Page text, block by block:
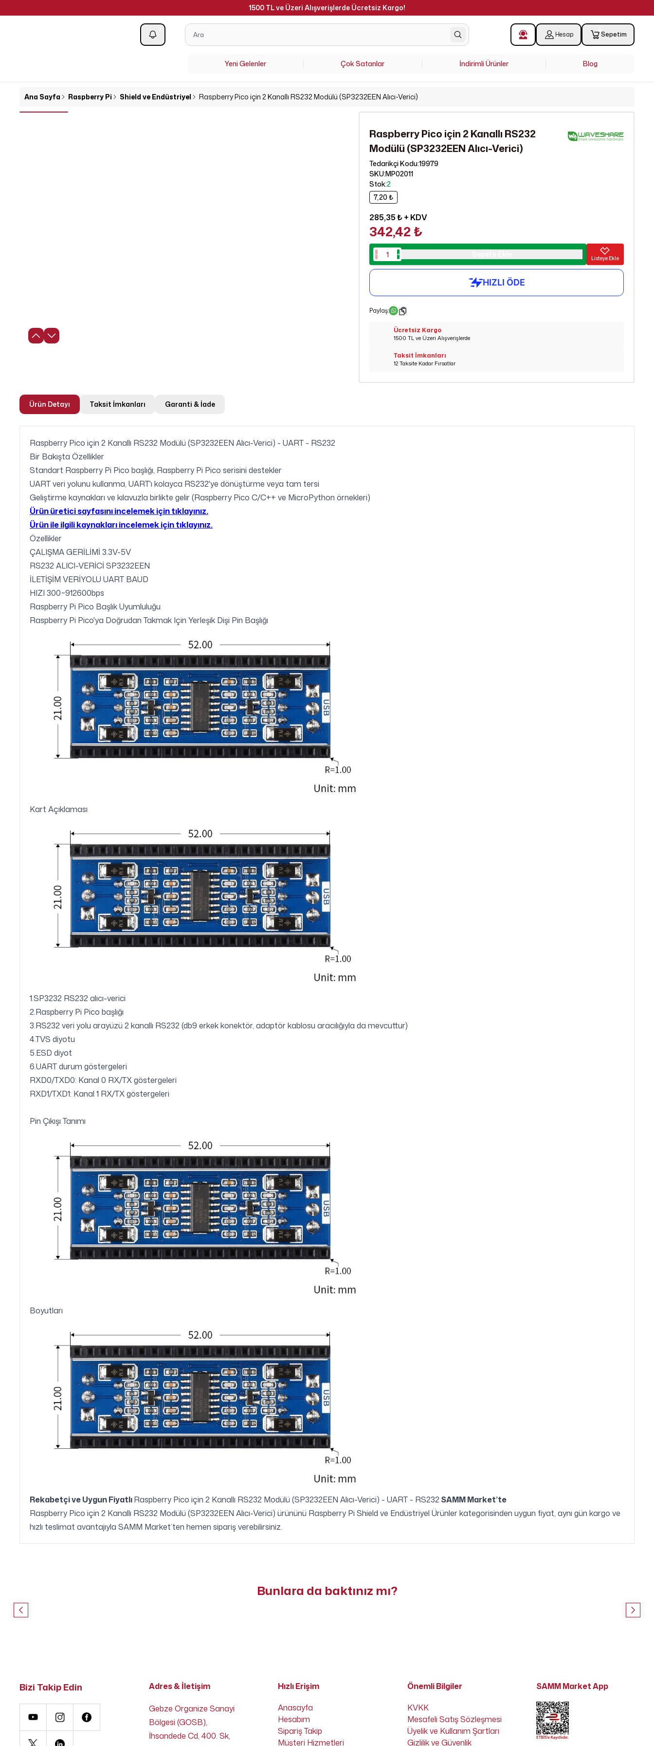
Hafta İçi Saat 15.00'a Kadar Verilen Siparişler Aynı Gün Kargoda !
Hesap 0 Sepetim
Yeni Gelenler Çok Satanlar İndirimli Ürünler Blog
Ana Sayfa Raspberry Pi Shield ve Endüstriyel Raspberry Pico için 2 Kanallı RS232 Modülü (SP3232EEN Alıcı-Verici)
Raspberry Pico için 2 Kanallı RS232
Modülü (SP3232EEN Alıcı-Verici)
Tedarikçi Kodu:19979
SKU:MP02011
Stok:2
7,20 ₺
285,35 ₺+ KDV
342,42 ₺
Listeye Ekle
Paylaş:
Ücretsiz Kargo
1500 TL ve Üzeri Alışverişlerde
Taksit İmkanları
12 Taksite Kadar Fırsatlar
Ürün Detayı Taksit İmkanları Garanti & İade
Raspberry Pico için 2 Kanallı RS232 Modülü (SP3232EEN Alıcı-Verici) - UART - RS232
Bir Bakışta Özellikler
Standart Raspberry Pi Pico başlığı, Raspberry Pi Pico serisini destekler
UART veri yolunu kullanma, UART'ı kolayca RS232'ye dönüştürme veya tam tersi
Geliştirme kaynakları ve kılavuzla birlikte gelir (Raspberry Pico C/C++ ve MicroPython örnekleri)
Ürün üretici sayfasını incelemek için tıklayınız.
Ürün ile ilgili kaynakları incelemek için tıklayınız.
Özellikler
ÇALIŞMA GERİLİMİ 3.3V-5V
RS232 ALICI-VERİCİ SP3232EEN
İLETİŞİM VERİYOLU UART BAUD
HIZI 300~912600bps
Raspberry Pi Pico Başlık Uyumluluğu
Raspberry Pi Pico'ya Doğrudan Takmak Için Yerleşik Dişi Pin Başlığı
Kart Açıklaması
1.SP3232 RS232 alıcı-verici
2.Raspberry Pi Pico başlığı
3.RS232 veri yolu arayüzü 2 kanallı RS232 (db9 erkek konektör, adaptör kablosu aracılığıyla da mevcuttur)
4.TVS diyotu
5.ESD diyot
6.UART durum göstergeleri
RXD0/TXD0: Kanal 0 RX/TX göstergeleri
RXD1/TXD1: Kanal 1 RX/TX göstergeleri
Pin Çıkışı Tanımı
Boyutları
Rekabetçi ve Uygun FiyatlıRaspberry Pico için 2 Kanallı RS232 Modülü (SP3232EEN Alıcı-Verici) - UART - RS232 SAMM Market’te
Raspberry Pico için 2 Kanallı RS232 Modülü (SP3232EEN Alıcı-Verici) ürününü Raspberry Pi Shield ve Endüstriyel Ürünler kategorisinden uygun fiyat, aynı gün kargo ve
hızlı teslimat avantajıyla SAMM Market’ten hemen sipariş verebilirsiniz.
Bunlara da baktınız mı?
Bizi Takip Edin Adres & İletişim
Gebze Organize Sanayi
Bölgesi (GOSB),
İhsandede Cd, 400. Sk,
Hızlı Erişim
Anasayfa
Hesabım
Sipariş Takip
Müşteri Hizmetleri
Önemli Bilgiler
KVKK
Mesafeli Satış Sözleşmesi
Üyelik ve Kullanım Şartları
Gizlilik ve Güvenlik
SAMM Market App